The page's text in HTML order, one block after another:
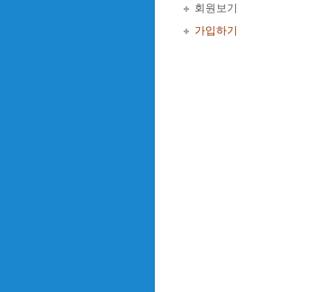
회원보기
가입하기